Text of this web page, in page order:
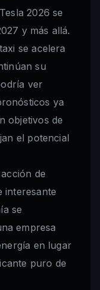
2026 se
y más allá.
se acelera
su
ver
ya
objetivos de
el potencial
de
interesante
se
empresa
en lugar
puro de